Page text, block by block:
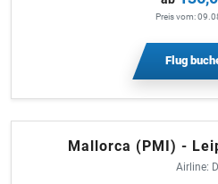
Preis vom:
Flug
Mallorca (PMI) -
Airline: